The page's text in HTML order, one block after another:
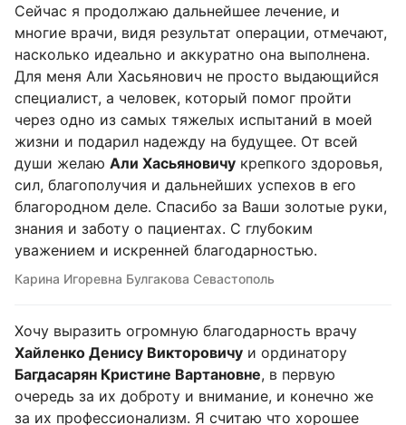
Сейчас я продолжаю дальнейшее лечение, и
многие врачи, видя результат операции, отмечают,
насколько идеально и аккуратно она выполнена.
Для меня Али Хасьянович не просто выдающийся
специалист, а человек, который помог пройти
через одно из самых тяжелых испытаний в моей
жизни и подарил надежду на будущее. От всей
души желаю Али Хасьяновичу крепкого здоровья,
сил, благополучия и дальнейших успехов в его
благородном деле. Спасибо за Ваши золотые руки,
знания и заботу о пациентах. С глубоким
уважением и искренней благодарностью.
Карина Игоревна Булгакова Севастополь
Хочу выразить огромную благодарность врачу
Хайленко Денису Викторовичу и ординатору
Багдасарян Кристине Вартановне, в первую
очередь за их доброту и внимание, и конечно же
за их профессионализм. Я считаю что хорошее